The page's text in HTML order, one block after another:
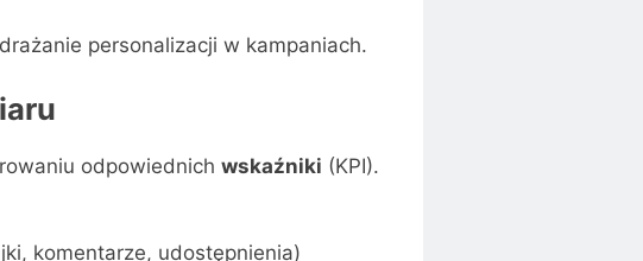
personalizacji w kampaniach.
odpowiednich wskaźniki (KPI).
komentarze, udostępnienia)